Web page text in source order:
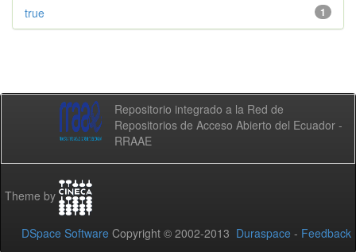
1
true
Repositorio integrado a la Red de
Repositorios de Acceso Abierto del Ecuador -
RRAAE
Theme by
DSpace Software Copyright © 2002-2013 Duraspace - Feedback